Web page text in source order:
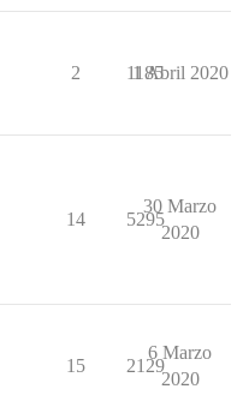
2 1185
1 Abril 2020
14 5295
30 Marzo
2020
15 2129
6 Marzo
2020